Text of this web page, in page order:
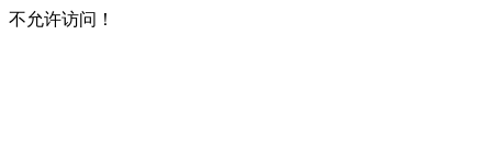
不允许访问！